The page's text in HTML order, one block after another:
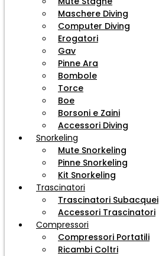
Maschere Diving
Computer Diving
Erogatori
Gav
Pinne Ara
Bombole
Torce
Boe
Borsoni e Zaini
Accessori Diving
Snorkeling
Mute Snorkeling
Pinne Snorkeling
Kit Snorkeling
Trascinatori
Trascinatori Subacquei
Accessori Trascinatori
Compressori
Compressori Portatili
Ricambi Coltri